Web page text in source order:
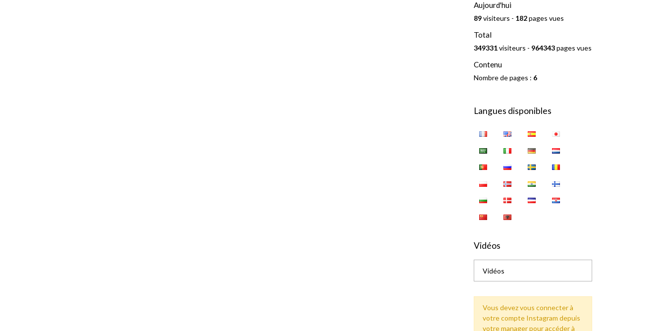
Aujourd'hui
89visiteurs - 182pages vues
Total
349331visiteurs - 964343pages vues
Contenu
Nombre de pages : 6
Langues disponibles
Vidéos
Vidéos
Vous devez vous connecter à
votre compte Instagram depuis
votre manager pour accéder à